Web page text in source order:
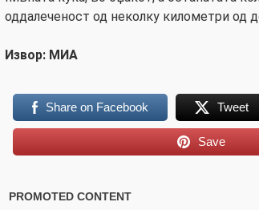
оддалеченост од неколку километри од
Извор: МИА
Share on Facebook Tweet
Save